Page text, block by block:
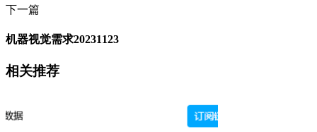
下一篇
机器视觉需求20231123
相关推荐